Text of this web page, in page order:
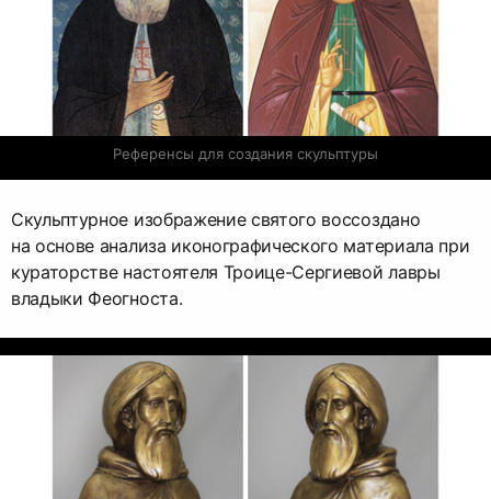
Референсы для создания скульптуры
Скульптурное изображение святого воссоздано
на основе анализа иконографического материала при
кураторстве настоятеля Троице-Сергиевой лавры
владыки Феогноста.